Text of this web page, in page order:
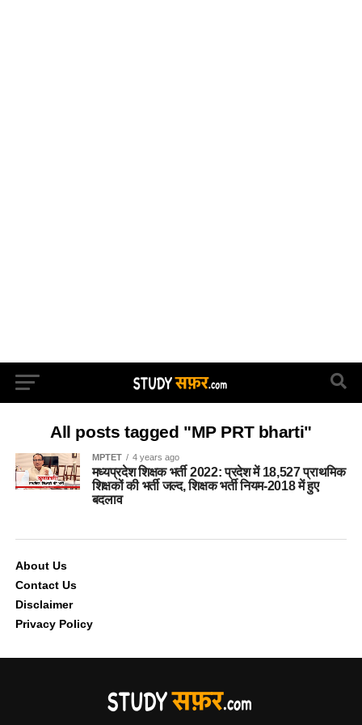
All posts tagged "MP PRT bharti"
MPTET 4 years ago
मध्यप्रदेश शिक्षक भर्ती 2022: प्रदेश में 18,527 प्राथमिक
शिक्षकों की भर्ती जल्द, शिक्षक भर्ती नियम-2018 में हुए
बदलाव
About Us
Contact Us
Disclaimer
Privacy Policy